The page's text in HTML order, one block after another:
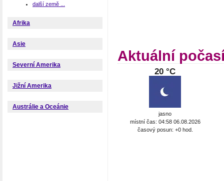
další země ...
Afrika
Asie
Severní Amerika
Jižní Amerika
Austrálie a Oceánie
Aktuální
20 °C
jasno
místní čas: 04:58 06.08.2026
časový posun: +0 hod.